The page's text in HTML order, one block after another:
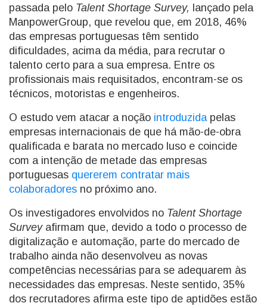
passada pelo Talent Shortage Survey, lançado pela
ManpowerGroup, que revelou que, em 2018, 46%
das empresas portuguesas têm sentido
dificuldades, acima da média, para recrutar o
talento certo para a sua empresa. Entre os
profissionais mais requisitados, encontram-se os
técnicos, motoristas e engenheiros.
O estudo vem atacar a noção introduzidapelas
empresas internacionais de que há mão-de-obra
qualificada e barata no mercado luso e coincide
com a intenção de metade das empresas
portuguesas quererem contratar mais
colaboradores no próximo ano.
Os investigadores envolvidos no Talent Shortage
Survey afirmam que, devido a todo o processo de
digitalização e automação, parte do mercado de
trabalho ainda não desenvolveu as novas
competências necessárias para se adequarem às
necessidades das empresas. Neste sentido, 35%
dos recrutadores afirma este tipo de aptidões estão